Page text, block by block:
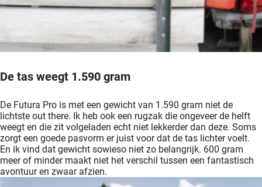
De tas weegt 1.590 gram
De Futura Pro is met een gewicht van 1.590 gram niet de
lichtste out there. Ik heb ook een rugzak die ongeveer de helft
weegt en die zit volgeladen echt niet lekkerder dan deze. Soms
zorgt een goede pasvorm er juist voor dat de tas lichter voelt.
En ik vind dat gewicht sowieso niet zo belangrijk. 600 gram
meer of minder maakt niet het verschil tussen een fantastisch
avontuur en zwaar afzien.